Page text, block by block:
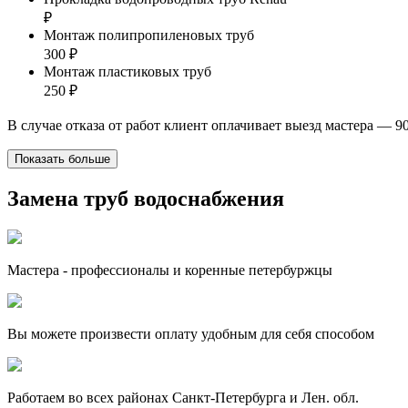
₽
Монтаж полипропиленовых труб
300 ₽
Монтаж пластиковых труб
250 ₽
В случае отказа от работ клиент оплачивает выезд мастера —
Показать больше
Замена труб водоснабжения
Мастера - профессионалы и коренные петербуржцы
Вы можете произвести оплату удобным для себя способом
Работаем во всех районах Санкт-Петербурга и Лен. обл.